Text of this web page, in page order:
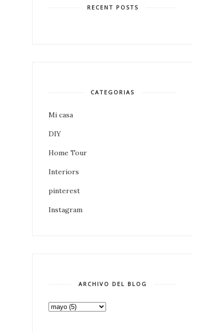
RECENT POSTS
CATEGORIAS
Mi casa
DIY
Home Tour
Interiors
pinterest
Instagram
ARCHIVO DEL BLOG